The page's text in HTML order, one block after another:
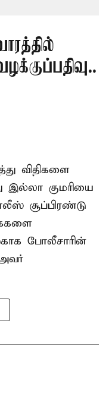
விதிகளை
இல்லா குமரியை
சூப்பிரண்டு
போலீசாரின்